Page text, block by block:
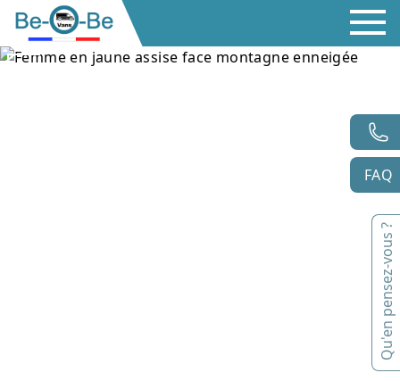
Qu'en pensez-vous ?
FAQ